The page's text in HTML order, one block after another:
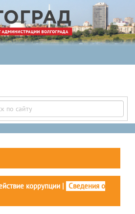
коррупции | Сведения о